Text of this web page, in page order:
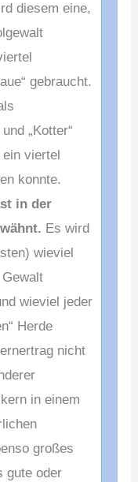
diesem eine,
gebraucht.
„Kotter“
viertel
konnte.
in der
Es wird
wieviel
wieviel jeder
Herde
nicht
in einem
großes
gute oder